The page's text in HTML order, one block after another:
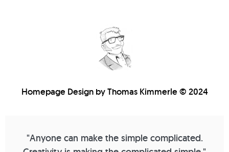
Homepage Design by Thomas Kimmerle © 2024
"Anyone can make the simple complicated.